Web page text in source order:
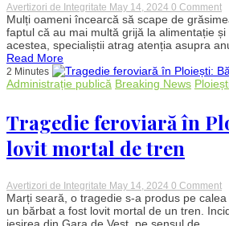
Avertizori de Integritate May 14, 2024 0 Commenton
a
Mulți oameni încearcă să scape de
faptul că au mai multă grijă la alimentație
acestea, specialiștii atrag atenția asupra
Read More
2 Minutes
Administrație publică Breaking News
Tragedie feroviară în
lovit mortal de tren
Avertizori de Integritate May 14, 2024 0 Commenton
Marți seară, o tragedie s-a produs pe
un bărbat a fost lovit mortal de un tren.